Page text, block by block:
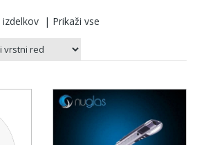
izdelkov | Prikaži vse